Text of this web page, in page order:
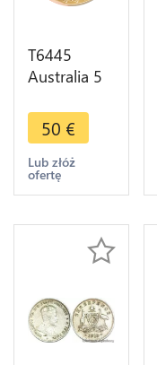
T6445
Australia 5
Elisabeth II
Cobb & co
1853 -
1995 Silver
50 €
Lub złóż
ofertę